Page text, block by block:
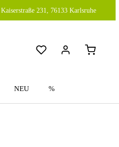
Kaiserstraße 231, 76133 Karlsruhe
NEU %